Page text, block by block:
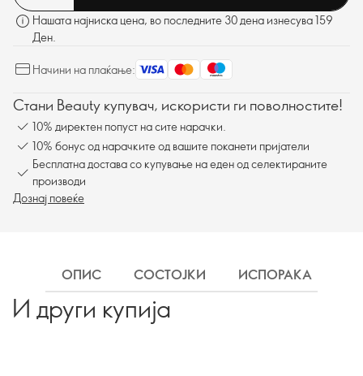
Нашата најниска цена, во последните 30 дена изнесува 159
Ден.
Начини на плаќање:
Стани Beauty купувач, искористи ги поволностите!
10% директен попуст на сите нарачки.
10% бонус од нарачките од вашите поканети пријатели
Бесплатна достава со купување на еден од селектираните
производи
Дознај повеќе
ОПИС СОСТОЈКИ ИСПОРАКА
И други купија